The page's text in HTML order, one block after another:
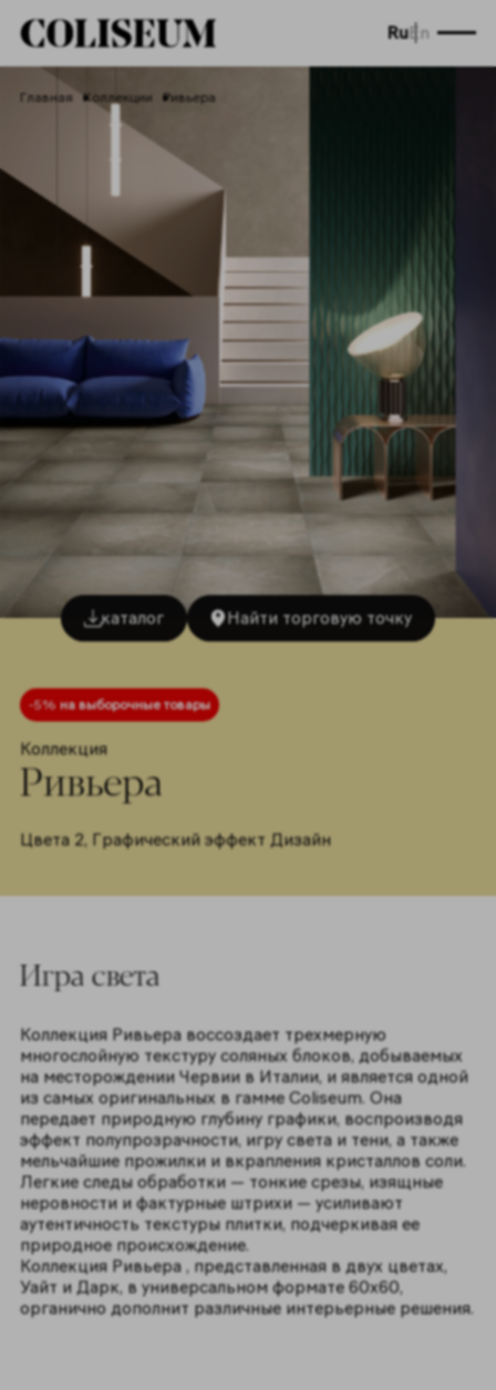
RuEn
Главная Коллекции Ривьера
-5% на выборочные товары
Коллекция
Ривьера
Цвета 2, Графический эффект Дизайн
каталог Найти торговую точку
Игра света
Коллекция Ривьера воссоздает трехмерную
многослойную текстуру соляных блоков, добываемых
на месторождении Червии в Италии, и является одной
из самых оригинальных в гамме Coliseum. Она
передает природную глубину графики, воспроизводя
эффект полупрозрачности, игру света и тени, а также
мельчайшие прожилки и вкрапления кристаллов соли.
Легкие следы обработки — тонкие срезы, изящные
неровности и фактурные штрихи — усиливают
аутентичность текстуры плитки, подчеркивая ее
природное происхождение.
Коллекция Ривьера , представленная в двух цветах,
Уайт и Дарк, в универсальном формате 60х60,
органично дополнит различные интерьерные решения.